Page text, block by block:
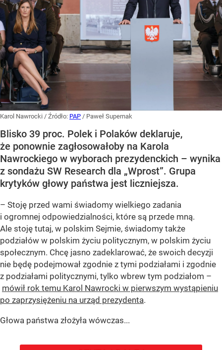
Karol Nawrocki / Źródło: PAP / Paweł Supernak
Blisko 39 proc. Polek i Polaków deklaruje,
że ponownie zagłosowałoby na Karola
Nawrockiego w wyborach prezydenckich – wynika
z sondażu SW Research dla „Wprost”. Grupa
krytyków głowy państwa jest liczniejsza.
– Stoję przed wami świadomy wielkiego zadania
i ogromnej odpowiedzialności, które są przede mną.
Ale stoję tutaj, w polskim Sejmie, świadomy także
podziałów w polskim życiu politycznym, w polskim życiu
społecznym. Chcę jasno zadeklarować, że swoich decyzji
nie będę podejmował zgodnie z tymi podziałami i zgodnie
z podziałami politycznymi, tylko wbrew tym podziałom –
mówił rok temu Karol Nawrocki w pierwszym wystąpieniu
po zaprzysiężeniu na urząd prezydenta.
Głowa państwa złożyła wówczas...